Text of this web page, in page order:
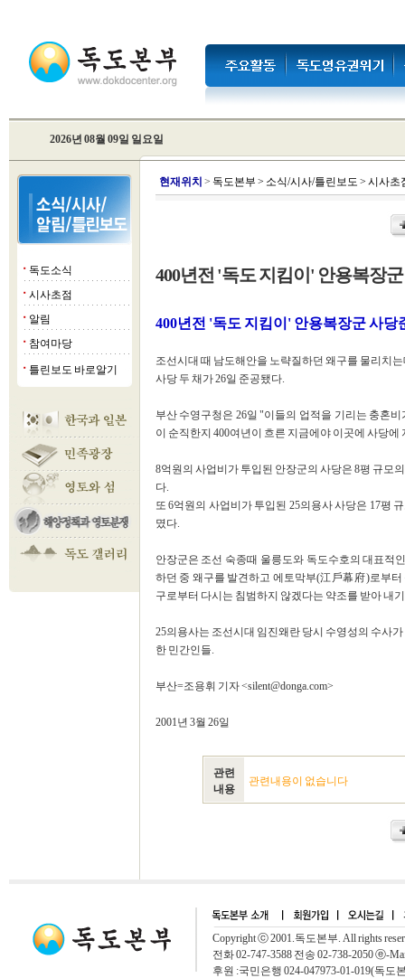
2026년 08월 09일 일요일
■ 독도소식
■ 시사초점
■ 알림
■ 참여마당
■ 틀린보도 바로알기
현재위치 > 독도본부 > 소식/시사/틀린보도 > 시사초
400년전 '독도 지킴이' 안용복장
400년전 '독도 지킴이' 안용복장군 사당
조선시대 때 남도해안을 노략질하던 왜구를 물리치
사당 두 채가 26일 준공됐다.
부산 수영구청은 26일 "이들의 업적을 기리는 충혼
이 순직한지 400여년이 흐른 지금에야 이곳에 사당
8억원의 사업비가 투입된 안장군의 사당은 8평 규모
다.
또 6억원의 사업비가 투입된 25의용사 사당은 17평
몄다.
안장군은 조선 숙종때 울릉도와 독도수호의 대표적
하던 중 왜구를 발견하고 에토막부(江戶幕府)로부
구로부터 다시는 침범하지 않겠다는 약조를 받아 내
25의용사는 조선시대 임진왜란 당시 수영성의 수사
한 민간인들.
부산=조용휘 기자 <silent@donga.com>
2001년 3월 26일
관련
내용
관련내용이 없습니다
Copyright ⓒ 2001.독도본부. All rights
전화 02-747-3588 전송 02-738-2050 ⓔ-
후원 :국민은행 024-047973-01-019(독도